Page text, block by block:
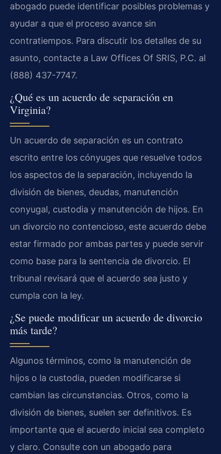
abogado puede identificar posibles problemas y
ayudar a que el proceso avance sin
contratiempos. Para discutir los detalles de su
asunto, contacte a Law Offices Of SRIS, P.C. al
(888) 437-7747.
¿Qué es un acuerdo de separación en
Virginia?
Un acuerdo de separación es un contrato
escrito entre los cónyuges que resuelve todos
los aspectos de la separación, incluyendo la
división de bienes, deudas, manutención
conyugal, custodia y manutención de hijos. En
un divorcio no contencioso, este acuerdo debe
estar firmado por ambas partes y puede servir
como base para la sentencia de divorcio. El
tribunal revisará que el acuerdo sea justo y
cumpla con la ley.
¿Se puede modificar un acuerdo de divorcio
más tarde?
Algunos términos, como la manutención de
hijos o la custodia, pueden modificarse si
cambian las circunstancias. Otros, como la
división de bienes, suelen ser definitivos. Es
importante que el acuerdo inicial sea completo
y claro. Consulte con un abogado para